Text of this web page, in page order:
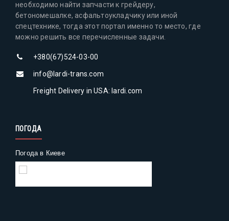
необходимо найти запчасти к грейдеру,
бетономешалке, асфальтоукладчику или иной
спецтехнике, тогда этот портал именно то место, где
можно решить все перечисленные задачи.
+380(67)524-03-00
info@lardi-trans.com
Freight Delivery in USA: lardi.com
ПОГОДА
Погода в Киеве